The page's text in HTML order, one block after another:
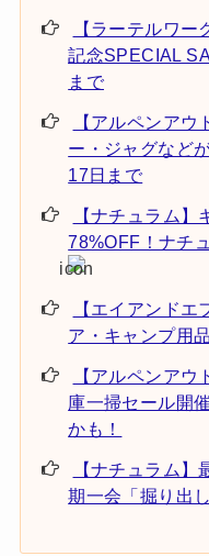
【ラーテルワ
記念SPECIAL
まで
【アルペンア
ー・ジャグなど
17日まで
【ナチュラム
78%OFF！ナチ
【エイアンド
ア・キャンプ用
【アルペンア
庫一掃セール開
かも！
【ナチュラム
期一会「掘り出